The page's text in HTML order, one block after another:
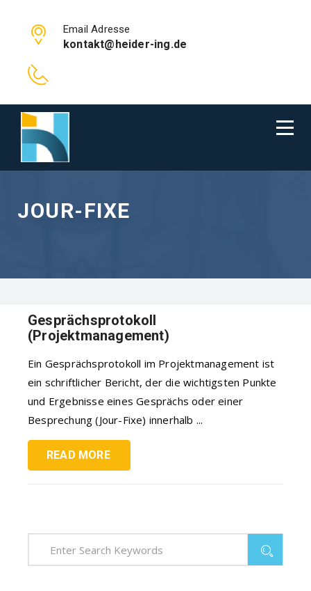
Email Adresse
kontakt@heider-ing.de
JOUR-FIXE
Gesprächsprotokoll
(Projektmanagement)
Ein Gesprächsprotokoll im Projektmanagement ist
ein schriftlicher Bericht, der die wichtigsten Punkte
und Ergebnisse eines Gesprächs oder einer
Besprechung (Jour-Fixe) innerhalb ...
READ MORE